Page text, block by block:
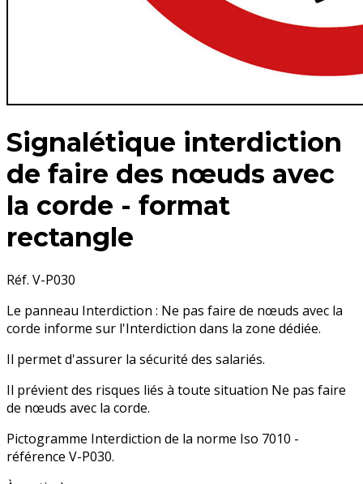
Signalétique interdiction
de faire des nœuds avec
la corde - format
rectangle
Réf. V-P030
Le panneau Interdiction : Ne pas faire de nœuds avec la
corde informe sur l'Interdiction dans la zone dédiée.
Il permet d'assurer la sécurité des salariés.
Il prévient des risques liés à toute situation Ne pas faire
de nœuds avec la corde.
Pictogramme Interdiction de la norme Iso 7010 -
référence V-P030.